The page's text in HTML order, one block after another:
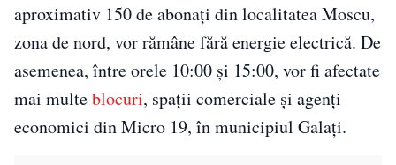
aproximativ 150 de abonați din localitatea Moscu,
zona de nord, vor rămâne fără energie electrică. De
asemenea, între orele 10:00 și 15:00, vor fi afectate
mai multeblocuri, spații comerciale și agenți
economici din Micro 19, în municipiul Galați.